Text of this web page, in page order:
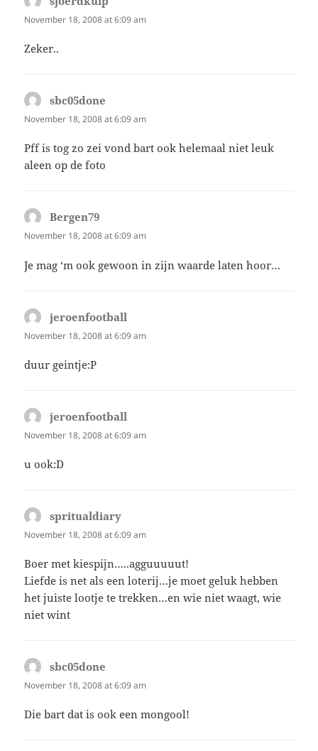
November 18, 2008 at 6:09 am
Zeker..
sbc05done
November 18, 2008 at 6:09 am
Pff is tog zo zei vond bart ook helemaal niet leuk
aleen op de foto
Bergen79
November 18, 2008 at 6:09 am
Je mag ‘m ook gewoon in zijn waarde laten hoor…
jeroenfootball
November 18, 2008 at 6:09 am
duur geintje:P
jeroenfootball
November 18, 2008 at 6:09 am
u ook:D
spritualdiary
November 18, 2008 at 6:09 am
Boer met kiespijn…..agguuuuut!
Liefde is net als een loterij…je moet geluk hebben
het juiste lootje te trekken…en wie niet waagt, wie
niet wint
sbc05done
November 18, 2008 at 6:09 am
Die bart dat is ook een mongool!